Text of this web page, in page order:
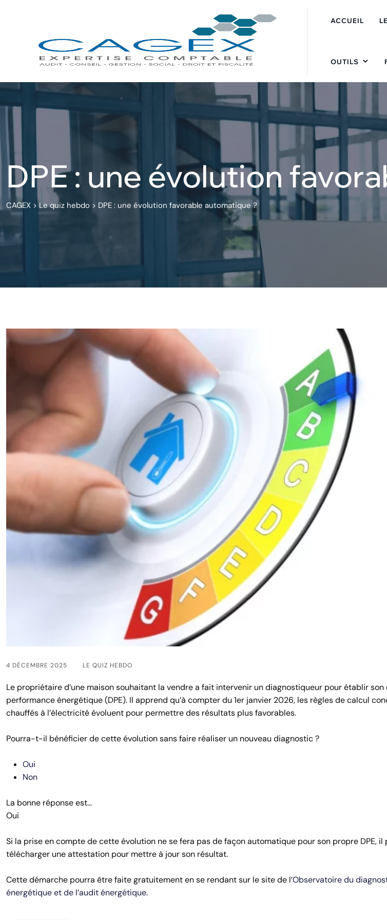
ACCUEIL
OUTILS
DPE : une évolution
CAGEX >Le quiz hebdo > DPE : une évolution favorable automatique ?
4 DÉCEMBRE 2025 LE QUIZ HEBDO
Le propriétaire d’une maison souhaitant la vendre a fait intervenir un diagnostiqueur pour établir
performance énergétique (DPE). Il apprend qu’à compter du 1er janvier 2026, les règles de calcul
chauffés à l’électricité évoluent pour permettre des résultats plus favorables.
Pourra-t-il bénéficier de cette évolution sans faire réaliser un nouveau diagnostic ?
Oui
Non
La bonne réponse est…
Oui
Si la prise en compte de cette évolution ne se fera pas de façon automatique pour son propre DPE, il
télécharger une attestation pour mettre à jour son résultat.
Cette démarche pourra être faite gratuitement en se rendant sur le site de l’Observatoire du
énergétique et de l’audit énergétique.